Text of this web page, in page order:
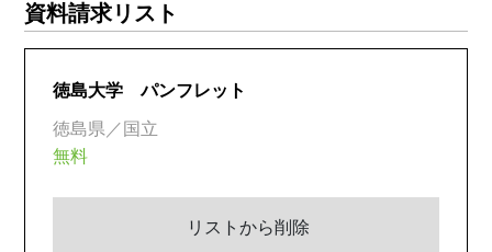
資料請求リスト
徳島大学 パンフレット
徳島県／国立
無料
リストから削除